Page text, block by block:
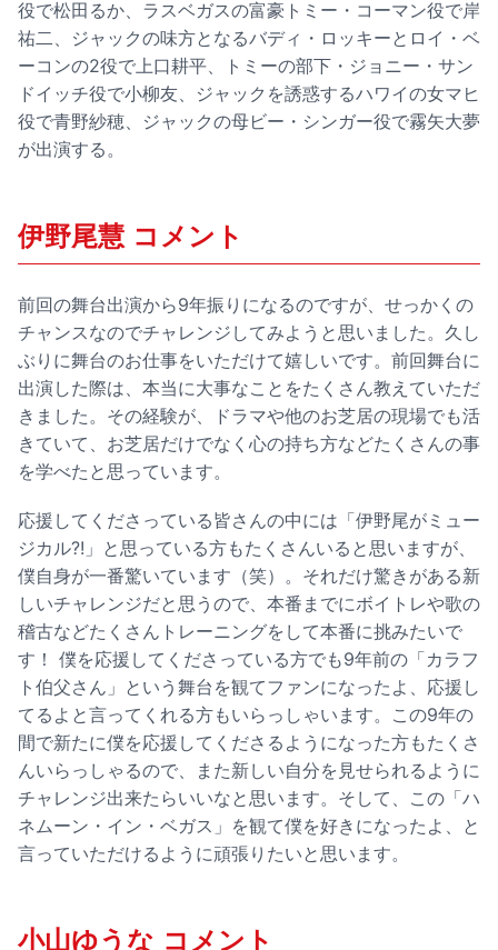
役で松田るか、ラスベガスの富豪トミー・コーマン役で岸
祐二、ジャックの味方となるバディ・ロッキーとロイ・ベ
ーコンの2役で上口耕平、トミーの部下・ジョニー・サン
ドイッチ役で小柳友、ジャックを誘惑するハワイの女マヒ
役で青野紗穂、ジャックの母ビー・シンガー役で霧矢大夢
が出演する。
伊野尾慧 コメント
前回の舞台出演から9年振りになるのですが、せっかくの
チャンスなのでチャレンジしてみようと思いました。久し
ぶりに舞台のお仕事をいただけて嬉しいです。前回舞台に
出演した際は、本当に大事なことをたくさん教えていただ
きました。その経験が、ドラマや他のお芝居の現場でも活
きていて、お芝居だけでなく心の持ち方などたくさんの事
を学べたと思っています。
応援してくださっている皆さんの中には「伊野尾がミュー
ジカル?!」と思っている方もたくさんいると思いますが、
僕自身が一番驚いています（笑）。それだけ驚きがある新
しいチャレンジだと思うので、本番までにボイトレや歌の
稽古などたくさんトレーニングをして本番に挑みたいで
す！ 僕を応援してくださっている方でも9年前の「カラフ
ト伯父さん」という舞台を観てファンになったよ、応援し
てるよと言ってくれる方もいらっしゃいます。この9年の
間で新たに僕を応援してくださるようになった方もたくさ
んいらっしゃるので、また新しい自分を見せられるように
チャレンジ出来たらいいなと思います。そして、この「ハ
ネムーン・イン・ベガス」を観て僕を好きになったよ、と
言っていただけるように頑張りたいと思います。
小山ゆうな コメント